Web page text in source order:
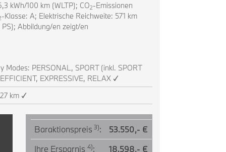
kWh/100 km (WLTP); CO2-Emissionen
-Klasse: A; Elektrische Reichweite: 571 km
Abbildung/en zeigt/en
Modes: PERSONAL, SPORT (inkl. SPORT
EXPRESSIVE, RELAX ✓
km ✓
Baraktionspreis 3):
53.550,- €
Ihre Ersparnis 4): 18.598,- €